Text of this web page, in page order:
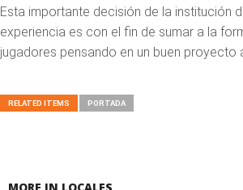
Esta importante decisión de la institución
experiencia es con el fin de sumar a la
jugadores pensando en un buen proyecto
RELATED ITEMS PORTADA